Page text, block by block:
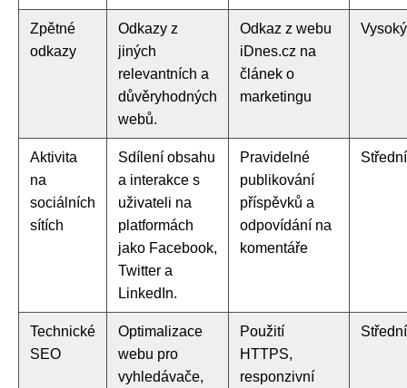
Zpětné
odkazy
Odkazy z
jiných
relevantních a
důvěryhodných
webů.
Odkaz z webu
iDnes.cz na
článek o
marketingu
Vysoký
Aktivita
na
sociálních
sítích
Sdílení obsahu
a interakce s
uživateli na
platformách
jako Facebook,
Twitter a
LinkedIn.
Pravidelné
publikování
příspěvků a
odpovídání na
komentáře
Střední
Technické
SEO
Optimalizace
webu pro
vyhledávače,
Použití
HTTPS,
responzivní
Střední